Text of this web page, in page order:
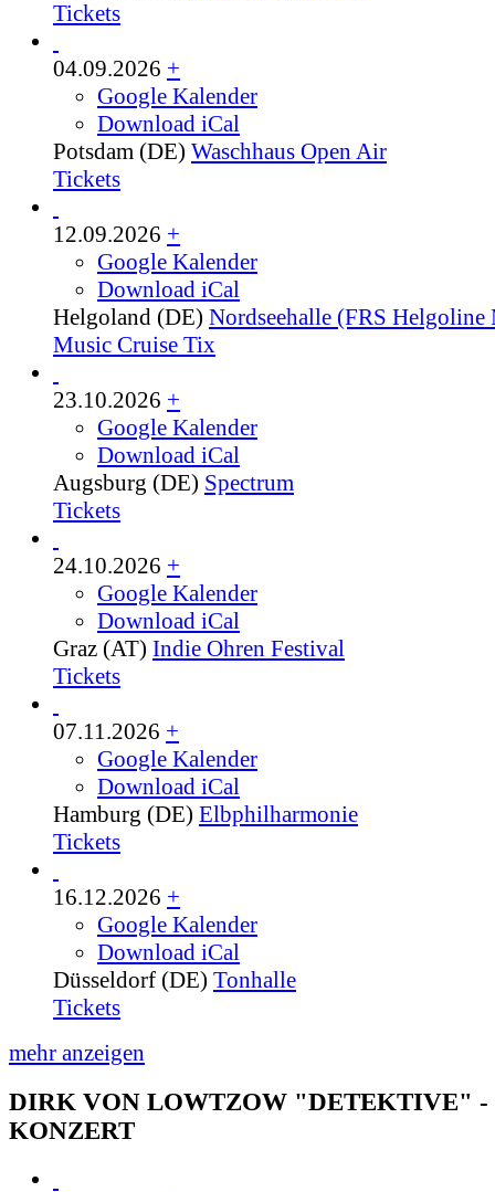
Tickets
04.09.2026 +
Google Kalender
Download iCal
Potsdam (DE) Waschhaus Open Air
Tickets
12.09.2026 +
Google Kalender
Download iCal
Helgoland (DE) Nordseehalle (FRS Helgoline
Music Cruise Tix
23.10.2026 +
Google Kalender
Download iCal
Augsburg (DE) Spectrum
Tickets
24.10.2026 +
Google Kalender
Download iCal
Graz (AT) Indie Ohren Festival
Tickets
07.11.2026 +
Google Kalender
Download iCal
Hamburg (DE) Elbphilharmonie
Tickets
16.12.2026 +
Google Kalender
Download iCal
Düsseldorf (DE) Tonhalle
Tickets
mehr anzeigen
DIRK VON LOWTZOW "DETEKTIVE" -
KONZERT